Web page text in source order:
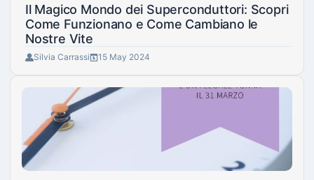
Il Magico Mondo dei Superconduttori: Scopri
Come Funzionano e Come Cambiano le
Nostre Vite
Silvia Carrassi 15 May 2024